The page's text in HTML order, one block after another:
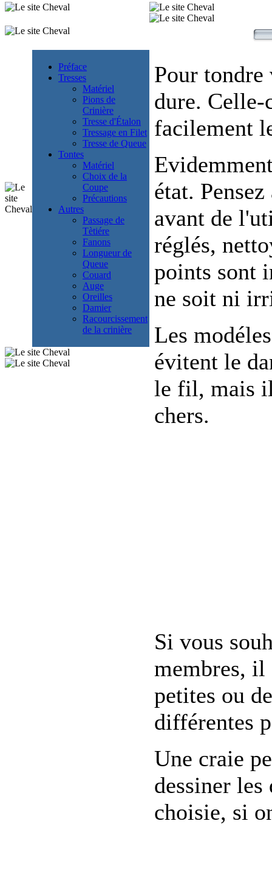
Préface
Tresses
Matériel
Pions de
Crinière
Tresse d'Étalon
Tressage en Filet
Tresse de Queue
Tontes
Matériel
Choix de la
Coupe
Précautions
Autres
Passage de
Tètiére
Fanons
Longueur de
Queue
Couard
Auge
Oreilles
Damier
Racourcissement
de la crinière
Pour
dure. Celle-
facilement
état.
avant de
réglés,
points sont
ne soit ni
Les
évitent le
le fil, mais
chers.
Si vous
membres, il
petites ou
différentes
Une craie
dessiner
choisie, si